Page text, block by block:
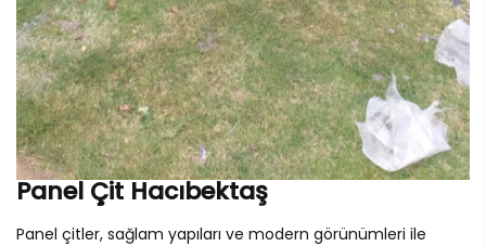
Panel Çit Hacıbektaş
Panel çitler, sağlam yapıları ve modern görünümleri ile